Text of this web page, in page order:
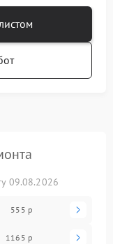
09.08.2026
555 р
1165 р